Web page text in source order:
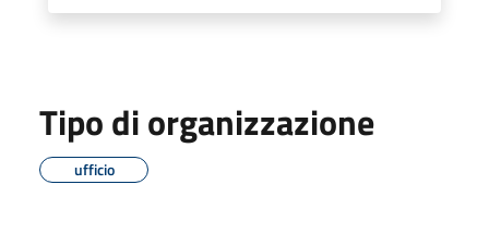
Tipo di organizzazione
ufficio